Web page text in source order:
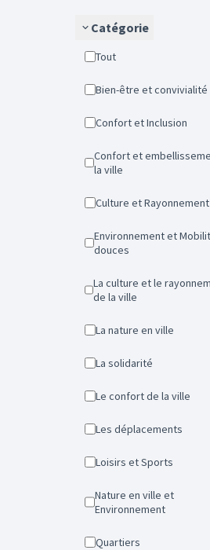
Catégorie
Tout
Bien-être et convivialité
Confort et Inclusion
Confort et embellissement de
la ville
Culture et Rayonnement
Environnement et Mobilités
douces
La culture et le rayonnement
de la ville
La nature en ville
La solidarité
Le confort de la ville
Les déplacements
Loisirs et Sports
Nature en ville et
Environnement
Quartiers